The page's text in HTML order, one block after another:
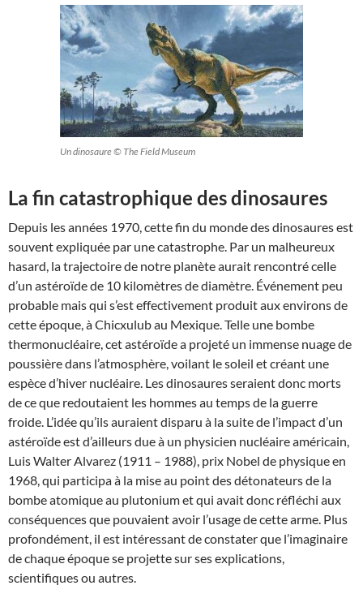
Un dinosaure © The Field Museum
La fin catastrophique des dinosaures
Depuis les années 1970, cette fin du monde des dinosaures est
souvent expliquée par une catastrophe. Par un malheureux
hasard, la trajectoire de notre planète aurait rencontré celle
d’un astéroïde de 10 kilomètres de diamètre. Événement peu
probable mais qui s’est effectivement produit aux environs de
cette époque, à Chicxulub au Mexique. Telle une bombe
thermonucléaire, cet astéroïde a projeté un immense nuage de
poussière dans l’atmosphère, voilant le soleil et créant une
espèce d’hiver nucléaire. Les dinosaures seraient donc morts
de ce que redoutaient les hommes au temps de la guerre
froide. L’idée qu’ils auraient disparu à la suite de l’impact d’un
astéroïde est d’ailleurs due à un physicien nucléaire américain,
Luis Walter Alvarez (1911 – 1988), prix Nobel de physique en
1968, qui participa à la mise au point des détonateurs de la
bombe atomique au plutonium et qui avait donc réfléchi aux
conséquences que pouvaient avoir l’usage de cette arme. Plus
profondément, il est intéressant de constater que l’imaginaire
de chaque époque se projette sur ses explications,
scientifiques ou autres.